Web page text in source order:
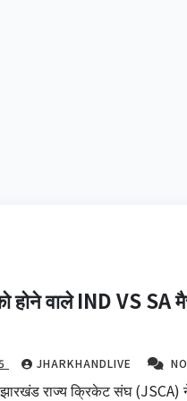
होने वाले IND VS SA
JHARKHANDLIVE
राज्य क्रिकेट संघ (JSCA)